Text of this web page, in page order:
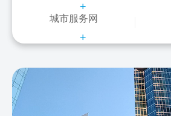
+
城市服务网
+